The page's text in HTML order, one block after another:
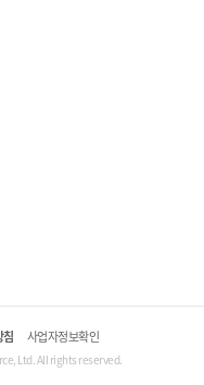
침 사업자정보확인
Ltd. All rights reserved.